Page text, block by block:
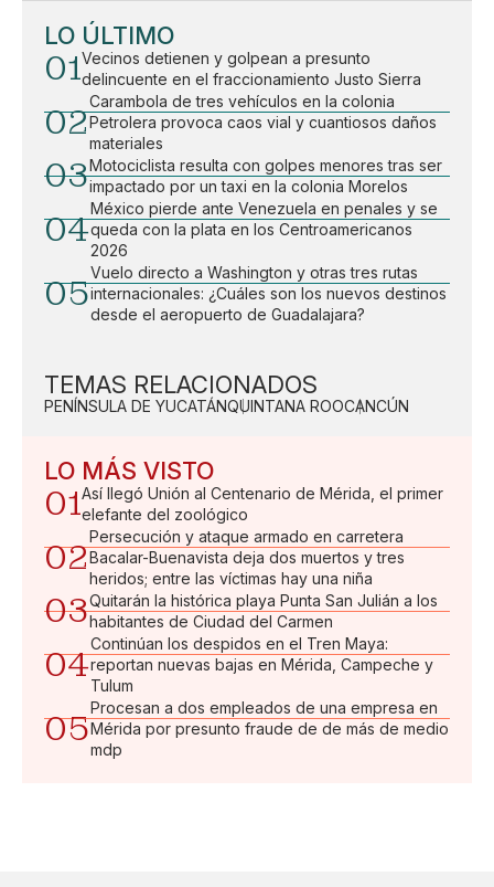
LO ÚLTIMO
01Vecinos detienen y golpean a presunto
delincuente en el fraccionamiento Justo Sierra
02
Carambola de tres vehículos en la colonia
Petrolera provoca caos vial y cuantiosos daños
materiales
03Motociclista resulta con golpes menores tras ser
impactado por un taxi en la colonia Morelos
04
México pierde ante Venezuela en penales y se
queda con la plata en los Centroamericanos
2026
05
Vuelo directo a Washington y otras tres rutas
internacionales: ¿Cuáles son los nuevos destinos
desde el aeropuerto de Guadalajara?
TEMAS RELACIONADOS
PENÍNSULA DE YUCATÁNQUINTANA ROOCANCÚN
LO MÁS VISTO
01Así llegó Unión al Centenario de Mérida, el primer
elefante del zoológico
02
Persecución y ataque armado en carretera
Bacalar-Buenavista deja dos muertos y tres
heridos; entre las víctimas hay una niña
03Quitarán la histórica playa Punta San Julián a los
habitantes de Ciudad del Carmen
04
Continúan los despidos en el Tren Maya:
reportan nuevas bajas en Mérida, Campeche y
Tulum
05
Procesan a dos empleados de una empresa en
Mérida por presunto fraude de de más de medio
mdp